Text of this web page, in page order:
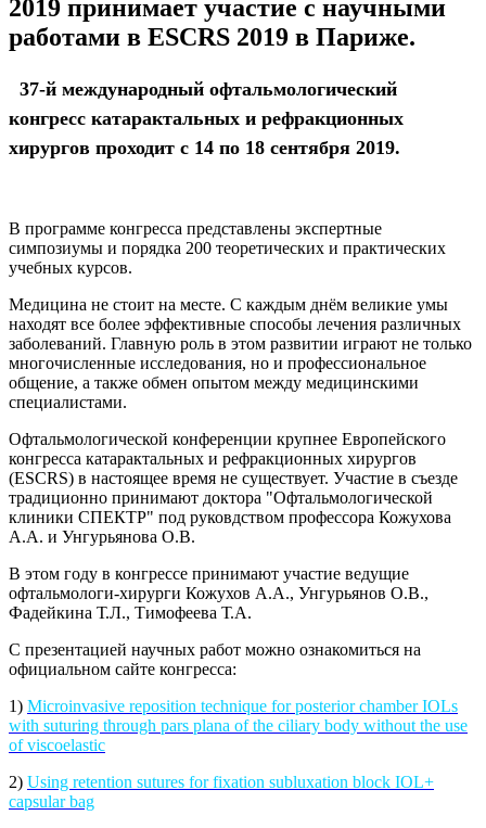
2019 принимает участие с научными
работами в ESCRS 2019 в Париже.
37-й международный офтальмологический
конгресс катарактальных и рефракционных
хирургов проходит с 14 по 18 сентября 2019.
В программе конгресса представлены экспертные
симпозиумы и порядка 200 теоретических и практических
учебных курсов.
Медицина не стоит на месте. С каждым днём великие умы
находят все более эффективные способы лечения различных
заболеваний. Главную роль в этом развитии играют не только
многочисленные исследования, но и профессиональное
общение, а также обмен опытом между медицинскими
специалистами.
Офтальмологической конференции крупнее Европейского
конгресса катарактальных и рефракционных хирургов
(ESCRS) в настоящее время не существует. Участие в съезде
традиционно принимают доктора "Офтальмологической
клиники СПЕКТР" под руковдством профессора Кожухова
А.А. и Унгурьянова О.В.
В этом году в конгрессе принимают участие ведущие
офтальмологи-хирурги Кожухов А.А., Унгурьянов О.В.,
Фадейкина Т.Л., Тимофеева Т.А.
С презентацией научных работ можно ознакомиться на
официальном сайте конгресса:
1) Microinvasive reposition technique for posterior chamber IOLs
with suturing through pars plana of the ciliary body without the use
of viscoelastic
2) Using retention sutures for fixation subluxation block IOL+
capsular bag